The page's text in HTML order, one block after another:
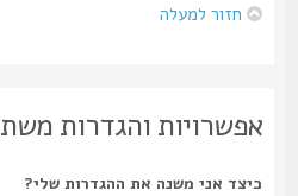
חזור למעלה
אפשרויות והגדרות משתמש
כיצד אני משנה את ההגדרות שלי?